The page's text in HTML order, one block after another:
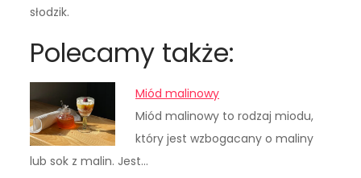
słodzik.
Polecamy także:
Miód malinowy
Miód malinowy to rodzaj miodu,
który jest wzbogacany o maliny
lub sok z malin. Jest…